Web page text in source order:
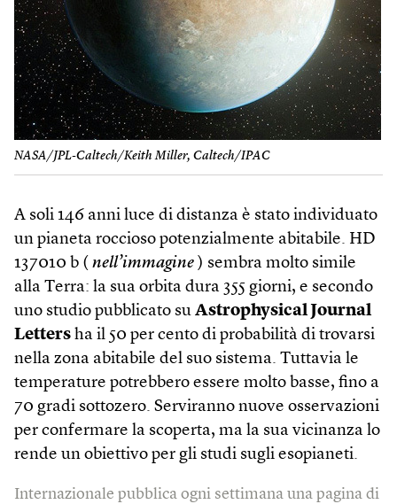
NASA/JPL-Caltech/Keith Miller, Caltech/IPAC
A soli 146 anni luce di distanza è stato individuato
un pianeta roccioso potenzialmente abitabile. HD
137010 b ( nell’immagine ) sembra molto simile
alla Terra: la sua orbita dura 355 giorni, e secondo
uno studio pubblicato su Astrophysical Journal
Letters ha il 50 per cento di probabilità di trovarsi
nella zona abitabile del suo sistema. Tuttavia le
temperature potrebbero essere molto basse, fino a
70 gradi sottozero. Serviranno nuove osservazioni
per confermare la scoperta, ma la sua vicinanza lo
rende un obiettivo per gli studi sugli esopianeti.
Internazionale pubblica ogni settimana una pagina di